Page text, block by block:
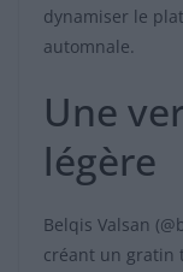
dynamiser le
automnale.
Une
légère
Belqis Valsan
créant un gratin